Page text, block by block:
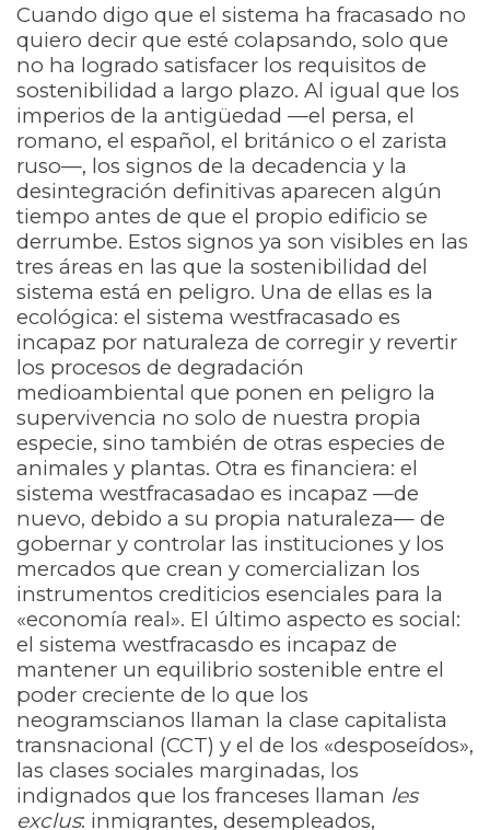
Cuando digo que el sistema ha fracasado no
quiero decir que esté colapsando, solo que
no ha logrado satisfacer los requisitos de
sostenibilidad a largo plazo. Al igual que los
imperios de la antigüedad —el persa, el
romano, el español, el británico o el zarista
ruso—, los signos de la decadencia y la
desintegración definitivas aparecen algún
tiempo antes de que el propio edificio se
derrumbe. Estos signos ya son visibles en las
tres áreas en las que la sostenibilidad del
sistema está en peligro. Una de ellas es la
ecológica: el sistema westfracasado es
incapaz por naturaleza de corregir y revertir
los procesos de degradación
medioambiental que ponen en peligro la
supervivencia no solo de nuestra propia
especie, sino también de otras especies de
animales y plantas. Otra es financiera: el
sistema westfracasadao es incapaz —de
nuevo, debido a su propia naturaleza— de
gobernar y controlar las instituciones y los
mercados que crean y comercializan los
instrumentos crediticios esenciales para la
«economía real». El último aspecto es social:
el sistema westfracasdo es incapaz de
mantener un equilibrio sostenible entre el
poder creciente de lo que los
neogramscianos llaman la clase capitalista
transnacional (CCT) y el de los «desposeídos»,
las clases sociales marginadas, los
indignados que los franceses llaman les
exclus: inmigrantes, desempleados,